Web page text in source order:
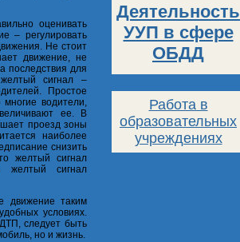
оценивать
– регулировать
Не стоит
движение, не
последствия для
сигнал –
Простое
водители,
ее. В
проезд зоны
наиболее
снизить
желтый сигнал
желтый сигнал
движение таким
условиях.
следует быть
но и жизнь.
Деятельность
УУП в сфере
ОБДД
Работа в
образовательных
учреждениях